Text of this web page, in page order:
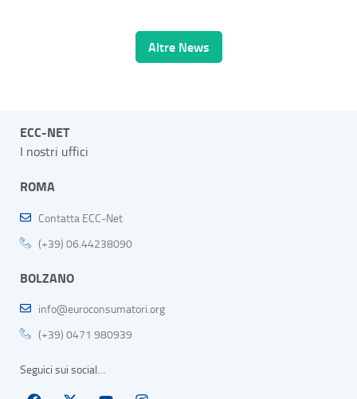
Altre News
ECC-NET
I nostri uffici
ROMA
Contatta ECC-Net
(+39) 06.44238090
BOLZANO
info@euroconsumatori.org
(+39) 0471 980939
Seguici sui social…